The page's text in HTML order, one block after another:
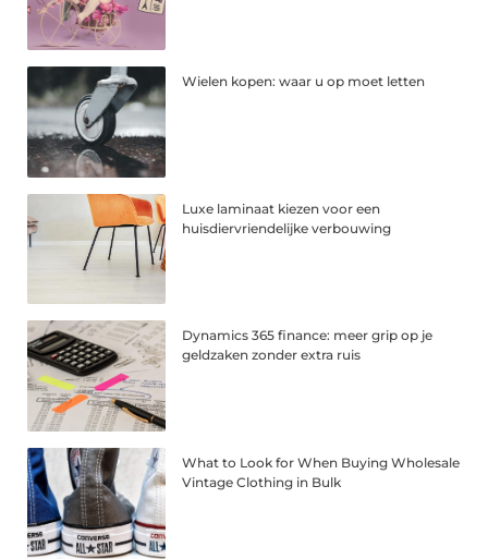
Wielen kopen: waar u op moet letten
Luxe laminaat kiezen voor een
huisdiervriendelijke verbouwing
Dynamics 365 finance: meer grip op je
geldzaken zonder extra ruis
What to Look for When Buying Wholesale
Vintage Clothing in Bulk